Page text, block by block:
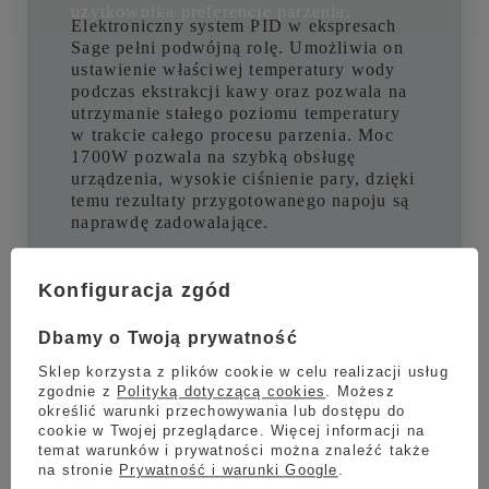
Elektroniczny system PID w ekspresach
Sage pełni podwójną rolę. Umożliwia on
ustawienie właściwej temperatury wody
podczas ekstrakcji kawy oraz pozwala na
utrzymanie stałego poziomu temperatury
w trakcie całego procesu parzenia. Moc
1700W pozwala na szybką obsługę
urządzenia, wysokie ciśnienie pary, dzięki
temu rezultaty przygotowanego napoju są
naprawdę zadowalające.
Dodatkowe funkcje i właściwości
Aby dokładnie odmierzyć w filtrze porcję
zmielonej kawy możesz skorzystać z
dołączonego do urządzenia przyrządu do
wyrównywania kawy RAZOR™. Zawór
Konfiguracja zgód
Dbamy o Twoją prywatność
Sklep korzysta z plików cookie w celu realizacji usług
zgodnie z Polityką dotyczącą cookies . Możesz
określić warunki przechowywania lub dostępu do
cookie w Twojej przeglądarce. Więcej informacji na
temat warunków i prywatności można znaleźć także
na stronie Prywatność i warunki Google .